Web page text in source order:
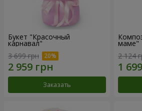
Букет "Красочный
карнавал"
3 699 грн
Заказать
маме"
2 124